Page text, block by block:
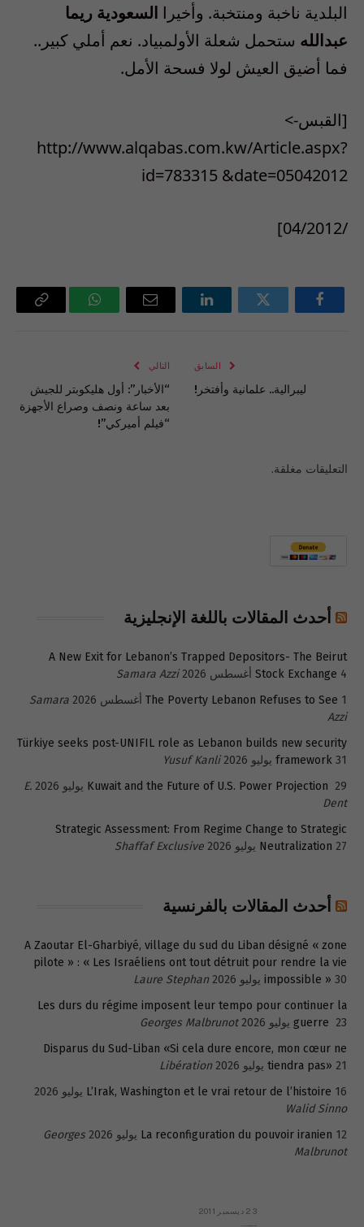
البلدية ناخبة ومنتخبة. وأخيرا السعودية ريما
عبدالله ستحمل شعلة الأولمبياد. نعم أملي كبير..
فما أضيق العيش لولا فسحة الأمل.
[القبس->
http://www.alqabas.com.kw/Article.aspx?
id=783315 &date=05042012
/04/2012]
فيسبوك تويتر لينكدإن
البريد
واتساب Copy
السابق
ليبرالية.. علمانية وأفتخر!
التالي
“الأخبار”: أول هليكوبتر للجيش
بعد ساعة ونصف وصراع الأجهزة
“فيلم أميركي”!
التعليقات مغلقة.
أحدث المقالات باللغة الإنجليزية
A New Exit for Lebanon’s Trapped Depositors- The Beirut
Stock Exchange 4 أغسطس 2026
Samara Azzi
The Poverty Lebanon Refuses to See 1 أغسطس 2026
Samara
Azzi
Türkiye seeks post-UNIFIL role as Lebanon builds new security
framework 31 يوليو 2026
Yusuf Kanli
Kuwait and the Future of U.S. Power Projection 29 يوليو 2026
E.
Dent
Strategic Assessment: From Regime Change to Strategic
Neutralization 27 يوليو 2026 Shaffaf Exclusive
أحدث المقالات بالفرنسية
A Zaoutar El-Gharbiyé, village du sud du Liban désigné « zone
pilote » : « Les Israéliens ont tout détruit pour rendre la vie
impossible » 30 يوليو 2026
Laure Stephan
Les durs du régime imposent leur tempo pour continuer la
guerre 23 يوليو 2026
Georges Malbrunot
Disparus du Sud-Liban «Si cela dure encore, mon cœur ne
tiendra pas» 21 يوليو 2026
Libération
L’Irak, Washington et le vrai retour de l’histoire 16 يوليو 2026
Walid Sinno
La reconfiguration du pouvoir iranien 12 يوليو 2026
Georges
Malbrunot
23 ديسمبر 2011